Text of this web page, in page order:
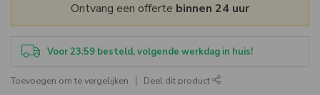
Ontvang een offerte binnen 24 uur
Voor 23:59 besteld, volgende werkdag in huis!
Toevoegen om te vergelijken Deel dit product